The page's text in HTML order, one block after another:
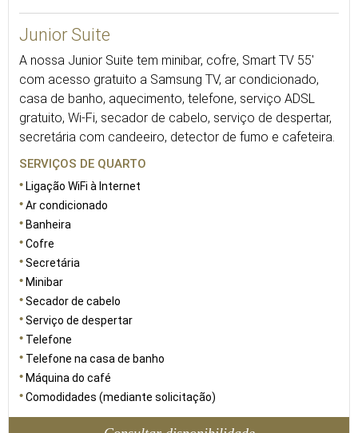
Junior Suite
A nossa Junior Suite tem minibar, cofre, Smart TV 55'
com acesso gratuito a Samsung TV, ar condicionado,
casa de banho, aquecimento, telefone, serviço ADSL
gratuito, Wi-Fi, secador de cabelo, serviço de despertar,
secretária com candeeiro, detector de fumo e cafeteira.
SERVIÇOS DE QUARTO
Ligação WiFi à Internet
Ar condicionado
Banheira
Cofre
Secretária
Minibar
Secador de cabelo
Serviço de despertar
Telefone
Telefone na casa de banho
Máquina do café
Comodidades (mediante solicitação)